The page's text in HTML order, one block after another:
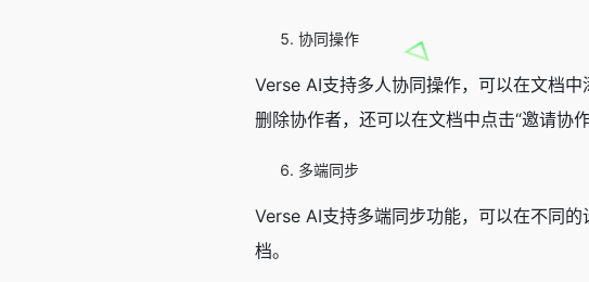
协同操作
Verse AI支持多人协同操作，可以在文档
删除协作者，还可以在文档中点击“邀请协
多端同步
Verse AI支持多端同步功能，可以在不同
档。